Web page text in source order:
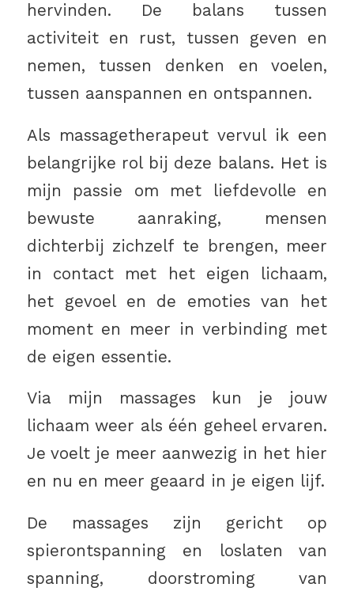
hervinden. De balans tussen
activiteit en rust, tussen geven en
nemen, tussen denken en voelen,
tussen aanspannen en ontspannen.
Als massagetherapeut vervul ik een
belangrijke rol bij deze balans. Het is
mijn passie om met liefdevolle en
bewuste aanraking, mensen
dichterbij zichzelf te brengen, meer
in contact met het eigen lichaam,
het gevoel en de emoties van het
moment en meer in verbinding met
de eigen essentie.
Via mijn massages kun je jouw
lichaam weer als één geheel ervaren.
Je voelt je meer aanwezig in het hier
en nu en meer geaard in je eigen lijf.
De massages zijn gericht op
spierontspanning en loslaten van
spanning, doorstroming van